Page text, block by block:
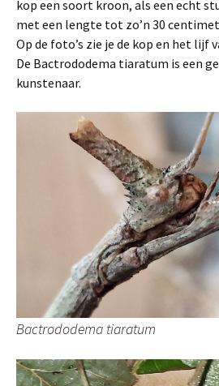
kop een soort kroon, als een echt
met een lengte tot zo’n 30
Op de foto’s zie je de kop en het lijf
De Bactrododema tiaratum is een
kunstenaar.
Bactrododema tiaratum